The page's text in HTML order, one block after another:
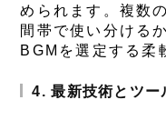
められます。複数
間帯で使い分ける
BGMを選定する柔
4. 最新技術とツー